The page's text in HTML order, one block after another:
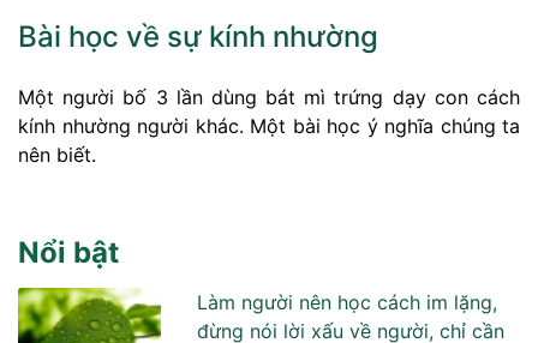
Bài học về sự kính nhường
Một người bố 3 lần dùng bát mì trứng dạy con cách
kính nhường người khác. Một bài học ý nghĩa chúng ta
nên biết.
Nổi bật
Làm người nên học cách im lặng,
đừng nói lời xấu về người, chỉ cần